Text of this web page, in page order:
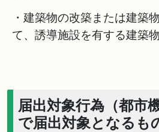
・建築物の改築または建築
て、誘導施設を有する建築
届出対象行為（都市
で届出対象となるも